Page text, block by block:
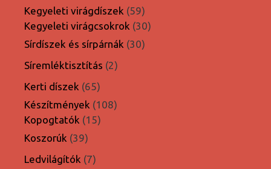
Kegyeleti virágdíszek 5959
termék
Kegyeleti virágcsokrok 3030
Sírdíszek és sírpárnák 3030
Síremléktisztítás 22
Kerti díszek 6565
termék
Készítmények 108108
Kopogtatók 1515
Koszorúk 3939
termék
Ledvilágítók 77